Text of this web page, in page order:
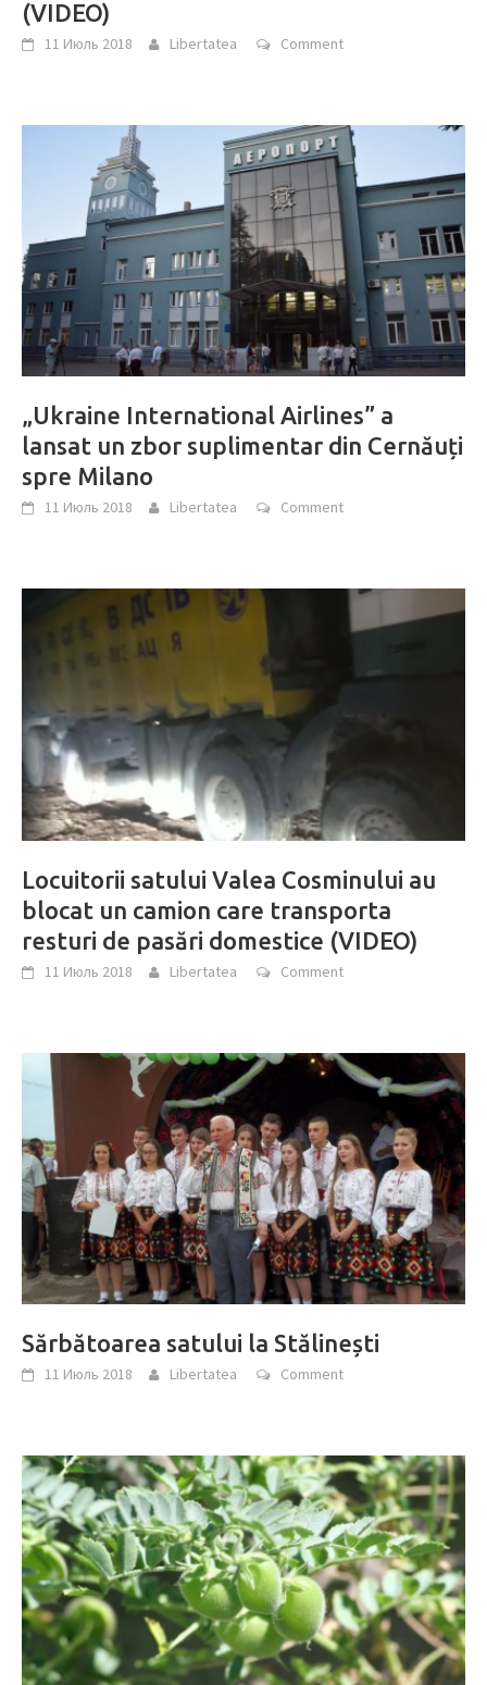
(VIDEO)
11 Июль 2018 Libertatea Comment
„Ukraine International Airlines” a
lansat un zbor suplimentar din Cernăuți
spre Milano
11 Июль 2018 Libertatea Comment
Locuitorii satului Valea Cosminului au
blocat un camion care transporta
resturi de pasări domestice (VIDEO)
11 Июль 2018 Libertatea Comment
Sărbătoarea satului la Stălinești
11 Июль 2018 Libertatea Comment